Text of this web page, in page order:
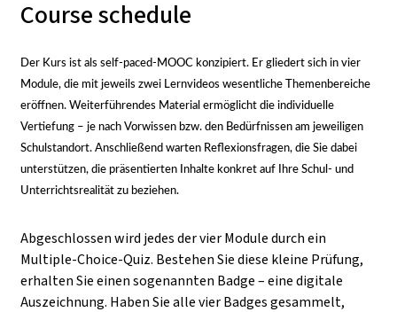
Course schedule
Der Kurs ist als self-paced-MOOC konzipiert. Er gliedert sich in vier
Module, die mit jeweils zwei Lernvideos wesentliche Themenbereiche
eröffnen. Weiterführendes Material ermöglicht die individuelle
Vertiefung – je nach Vorwissen bzw. den Bedürfnissen am jeweiligen
Schulstandort. Anschließend warten Reflexionsfragen, die Sie dabei
unterstützen, die präsentierten Inhalte konkret auf Ihre Schul- und
Unterrichtsrealität zu beziehen.
Abgeschlossen wird jedes der vier Module durch ein
Multiple-Choice-Quiz. Bestehen Sie diese kleine Prüfung,
erhalten Sie einen sogenannten Badge–eine digitale
Auszeichnung. Haben Sie alle vier Badges gesammelt,